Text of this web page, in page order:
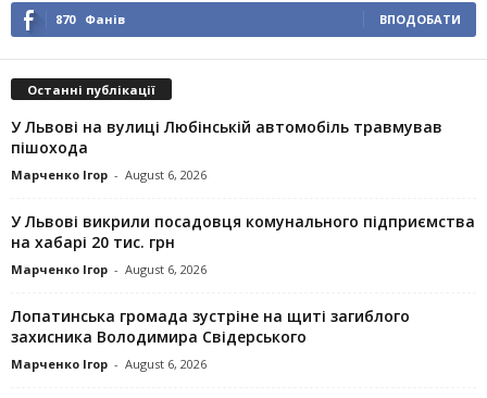
870 Фанів ВПОДОБАТИ
Останні публікації
У Львові на вулиці Любінській автомобіль травмував
пішохода
Марченко Ігор - August 6, 2026
У Львові викрили посадовця комунального підприємства
на хабарі 20 тис. грн
Марченко Ігор - August 6, 2026
Лопатинська громада зустріне на щиті загиблого
захисника Володимира Свідерського
Марченко Ігор - August 6, 2026